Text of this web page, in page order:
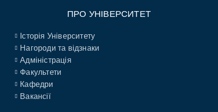
ПРО УНІВЕРСИТЕТ
Історія Університету
Нагороди та відзнаки
Адміністрація
Факультети
Кафедри
Вакансії